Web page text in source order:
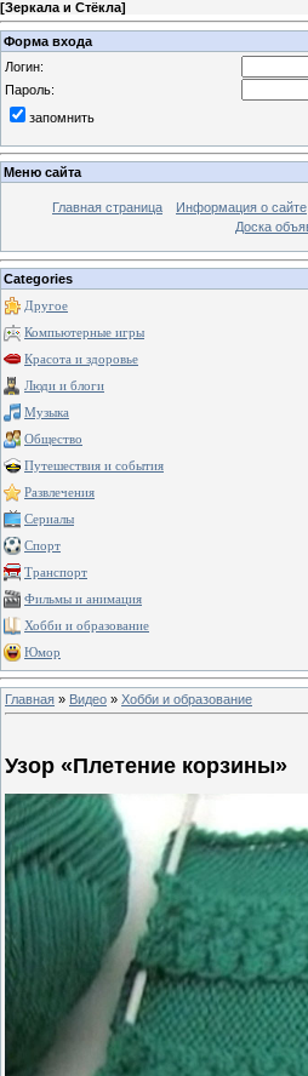
[Зеркала и Стёкла]
Форма входа
Логин:
Пароль:
запомнить
Меню сайта
Главная страница Информация о сайте
Доска
Categories
Другое
Компьютерные игры
Красота и здоровье
Люди и блоги
Музыка
Общество
Путешествия и события
Развлечения
Сериалы
Спорт
Транспорт
Фильмы и анимация
Хобби и образование
Юмор
Главная » Видео » Хобби и образование
Узор «Плетение корзины»